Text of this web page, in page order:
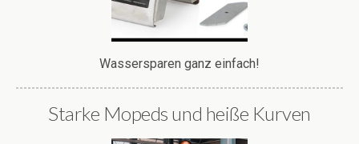
Wassersparen ganz einfach!
Starke Mopeds und heiße Kurven